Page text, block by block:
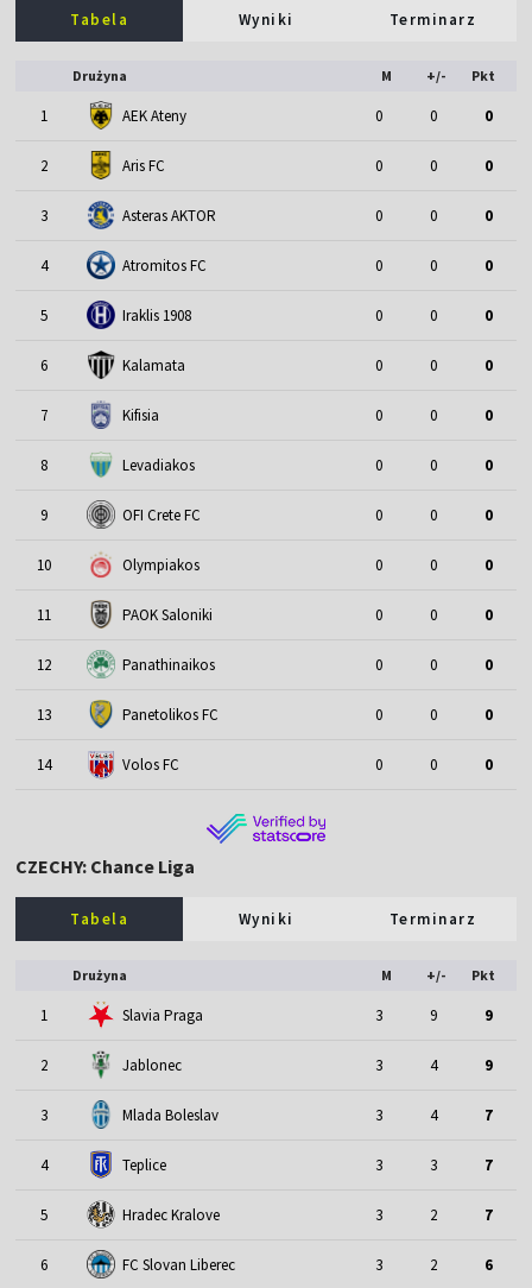
Tabela Wyniki Terminarz
Drużyna M +/- Pkt
1 AEK Ateny 0 0 0
2 Aris FC 0 0 0
3 Asteras AKTOR 0 0 0
4 Atromitos FC 0 0 0
5 Iraklis 1908 0 0 0
6 Kalamata 0 0 0
7 Kifisia 0 0 0
8 Levadiakos 0 0 0
9 OFI Crete FC 0 0 0
10 Olympiakos 0 0 0
11 PAOK Saloniki 0 0 0
12 Panathinaikos 0 0 0
13 Panetolikos FC 0 0 0
14 Volos FC 0 0 0
CZECHY: Chance Liga
Tabela Wyniki Terminarz
Drużyna M +/- Pkt
1 Slavia Praga 3 9 9
2 Jablonec 3 4 9
3 Mlada Boleslav 3 4 7
4 Teplice 3 3 7
5 Hradec Kralove 3 2 7
6 FC Slovan Liberec 3 2 6